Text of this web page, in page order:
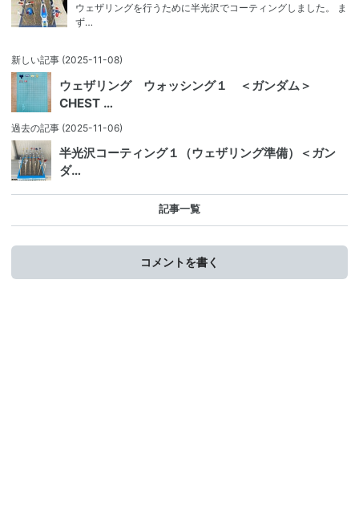
ウェザリングを行うために半光沢でコーティングしました。 ま
ず…
新しい記事 (2025-11-08)
ウェザリング ウォッシング１ ＜ガンダム＞
CHEST …
過去の記事 (2025-11-06)
半光沢コーティング１（ウェザリング準備）＜ガン
ダ…
記事一覧
コメントを書く